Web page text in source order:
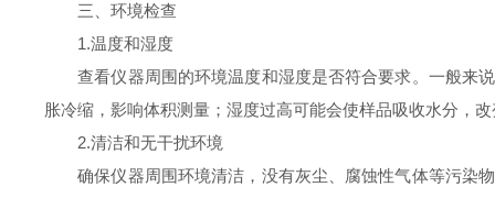
三、环境检查
1.温度和湿度
查看仪器周围的环境温度和湿度是否符合要求。一般来说
胀冷缩，影响体积测量；湿度过高可能会使样品吸收水分，
2.清洁和无干扰环境
确保仪器周围环境清洁，没有灰尘、腐蚀性气体等污染物